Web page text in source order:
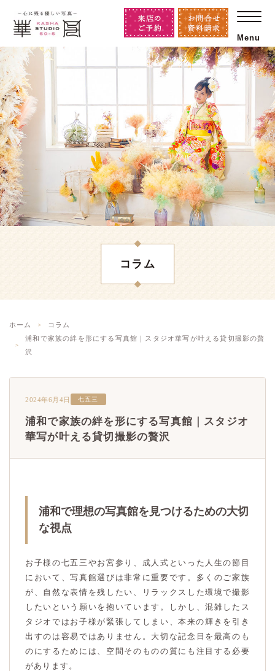
Menu
コラム
ホーム
コラム
浦和で家族の絆を形にする写真館｜スタジオ華写が叶える貸切撮影の贅
沢
2024年6月4日 七五三
浦和で家族の絆を形にする写真館｜スタジオ
華写が叶える貸切撮影の贅沢
浦和で理想の写真館を見つけるための大切
な視点
お子様の七五三やお宮参り、成人式といった人生の節目
において、写真館選びは非常に重要です。多くのご家族
が、自然な表情を残したい、リラックスした環境で撮影
したいという願いを抱いています。しかし、混雑したス
タジオではお子様が緊張してしまい、本来の輝きを引き
出すのは容易ではありません。大切な記念日を最高のも
のにするためには、空間そのものの質にも注目する必要
があります。